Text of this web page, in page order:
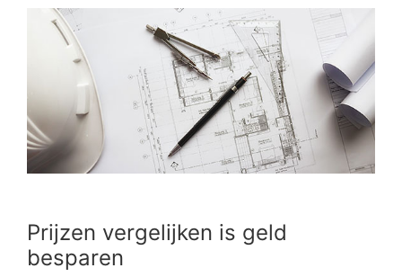
Prijzen vergelijken is geld
besparen